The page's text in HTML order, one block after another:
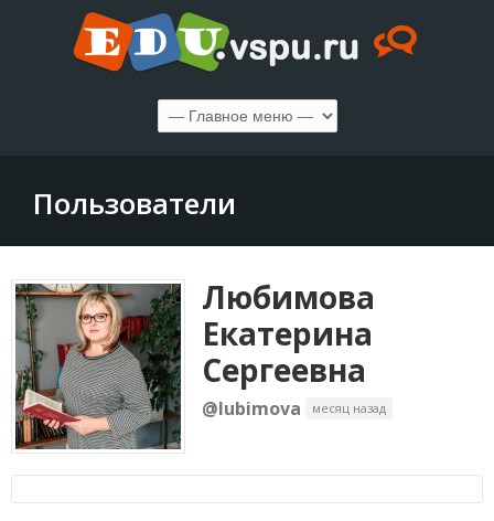
Пользователи
Любимова
Екатерина
Сергеевна
@lubimova месяц назад